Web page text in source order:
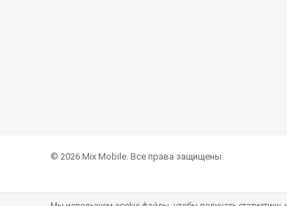
© 2026 Mix Mobile. Все права защищены.